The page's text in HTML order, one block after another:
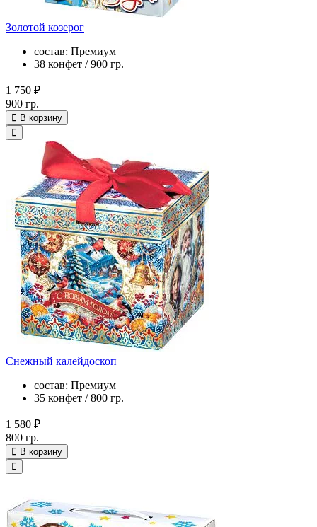
Золотой козерог
состав: Премиум
38 конфет / 900 гр.
1 750 ₽
900 гр.
В корзину
Снежный калейдоскоп
состав: Премиум
35 конфет / 800 гр.
1 580 ₽
800 гр.
В корзину